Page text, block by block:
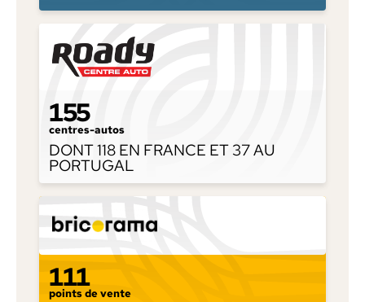
155
centres-autos
DONT 118 EN FRANCE ET 37 AU
PORTUGAL
111
points de vente